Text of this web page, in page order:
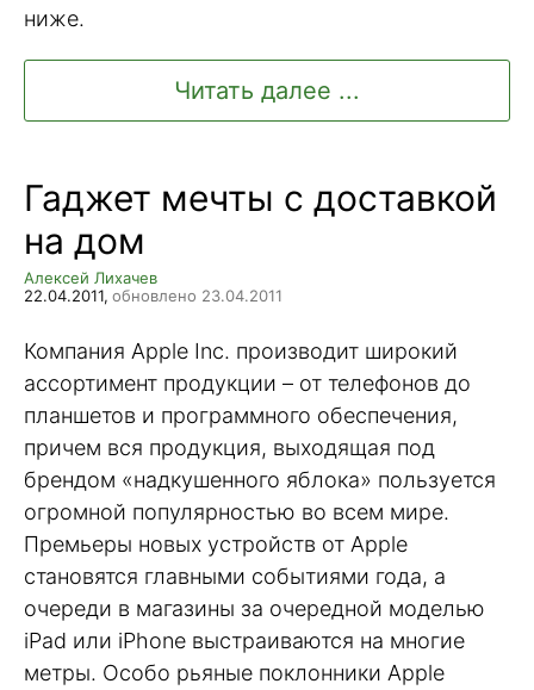
ниже.
Читать далее ...
Гаджет мечты с доставкой
на дом
Алексей Лихачев
22.04.2011, обновлено 23.04.2011
Компания Apple Inc. производит широкий
ассортимент продукции – от телефонов до
планшетов и программного обеспечения,
причем вся продукция, выходящая под
брендом «надкушенного яблока» пользуется
огромной популярностью во всем мире.
Премьеры новых устройств от Apple
становятся главными событиями года, а
очереди в магазины за очередной моделью
iPad или iPhone выстраиваются на многие
метры. Особо рьяные поклонники Apple